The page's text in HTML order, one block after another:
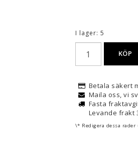
I lager: 5
KÖP
Betala säkert
Maila oss, vi
Fasta
Levande frakt
\* Redigera dessa